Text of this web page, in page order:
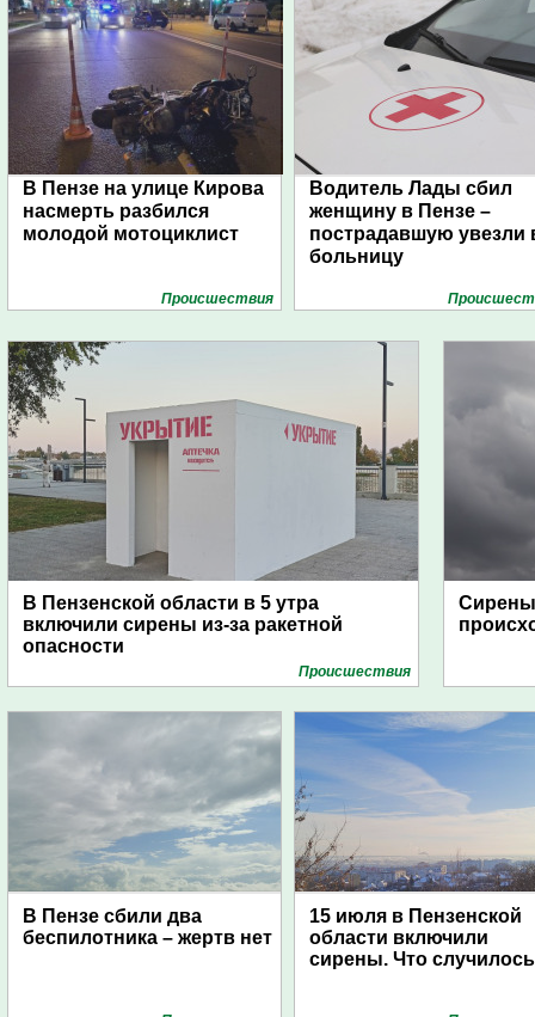
В Пензе на улице Кирова
насмерть разбился
молодой мотоциклист
Проиcшествия
Водитель Лады сбил
женщину в Пензе –
пострадавшую увезли
больницу
В Пензенской области в 5 утра
включили сирены из-за ракетной
опасности
Проиcшествия
Сирены
В Пензе сбили два
беспилотника – жертв нет
15 июля в Пензенской
области включили
сирены. Что